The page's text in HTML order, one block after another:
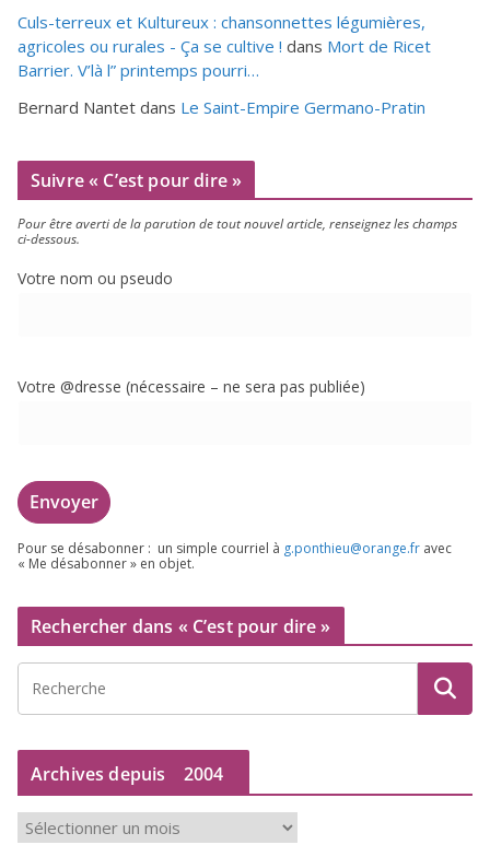
Culs-terreux et Kultureux : chansonnettes légumières,
agricoles ou rurales - Ça se cultive ! dans Mort de Ricet
Barrier. V’là l” printemps pourri…
Bernard Nantet dans Le Saint-Empire Germano-Pratin
Suivre « C’est pour dire »
Pour être aver­ti de la paru­tion de tout nou­vel article, ren­sei­gnez les champs
ci-dessous.
Votre nom ou pseudo
Votre @dresse (néces­saire – ne sera pas publiée)
Pour se désa­bon­ner : un simple cour­riel à g.​ponthieu@​orange.​fr avec
« Me désa­bon­ner » en objet.
Rechercher dans « C’est pour dire »
Archives depuis 2004